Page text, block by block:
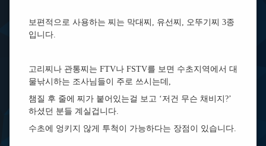
보편적으로 사용하는 찌는 막대찌, 유선찌, 오뚜기찌 3종
입니다.
고리찌나 관통찌는 FTV나 FSTV를 보면 수초지역에서 대
물낚시하는 조사님들이 주로 쓰시는데,
챔질 후 줄에 찌가 붙어있는걸 보고 ‘저건 무슨 채비지?’
하셨던 분들 계실겁니다.
수초에 엉키지 않게 투척이 가능하다는 장점이 있습니다.